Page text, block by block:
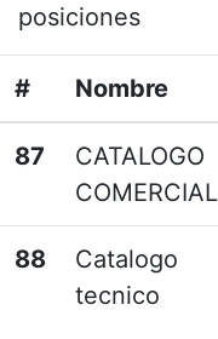
posiciones
# Nombre
87
CATALOGO
COMERCIAL
88
Catalogo
tecnico